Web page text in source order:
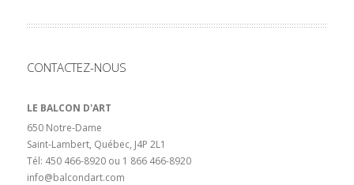
CONTACTEZ-NOUS
LE BALCON D'ART
650 Notre-Dame
Saint-Lambert, Québec, J4P 2L1
Tél: 450 466-8920 ou 1 866 466-8920
info@balcondart.com